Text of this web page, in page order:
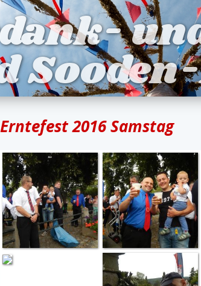
Erntefest 2016 Samstag